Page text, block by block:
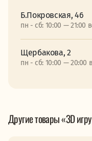
Б.Покровская, 46
пн - сб: 10:00 — 21:00
Щербакова, 2
пн - сб: 10:00 — 20:00
Другие товары «3D